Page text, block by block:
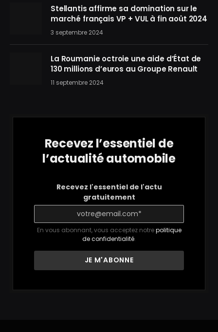
Stellantis affirme sa domination sur le
marché français VP + VUL à fin août 2024
3 septembre 2024
La Roumanie octroie une aide d’État de
130 millions d’euros au Groupe Renault
11 septembre 2024
Recevez l’essentiel de
l’actualité automobile
Recevez l'essentiel de l'actu
gratuitement
En vous abonnant, vous acceptez notrepolitique
de confidentialité.